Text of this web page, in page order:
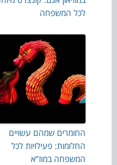
לכל המשפחה
החומרים שמהם עשויים
החלומות: פעילויות לכל
המשפחה במוז”א